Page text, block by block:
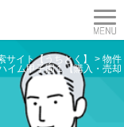
イト【うちとく】 > 物件
イム甲子園１【購入・売却